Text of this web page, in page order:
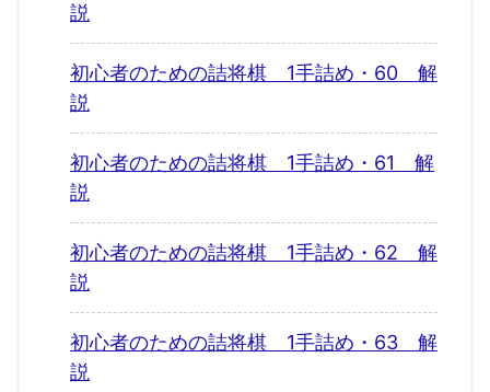
説
初心者のための詰将棋 1手詰め・60 解
説
初心者のための詰将棋 1手詰め・61 解
説
初心者のための詰将棋 1手詰め・62 解
説
初心者のための詰将棋 1手詰め・63 解
説